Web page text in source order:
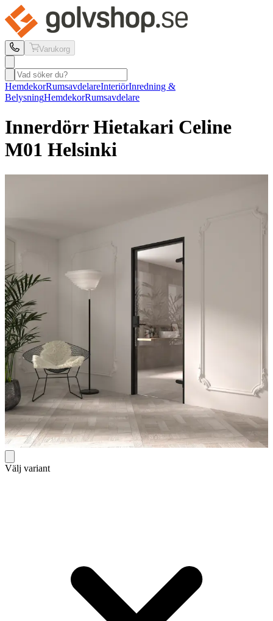
Varukorg
HemdekorRumsavdelareInteriörInredning &
BelysningHemdekorRumsavdelare
Innerdörr Hietakari Celine
M01 Helsinki
Välj variant